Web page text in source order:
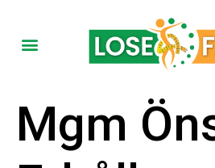
Mgm